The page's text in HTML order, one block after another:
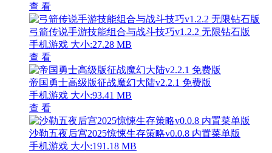
查 看
弓箭传说手游技能组合与战斗技巧v1.2.2 无限钻石版
手机游戏 大小:27.28 MB
查 看
帝国勇士高级版征战魔幻大陆v2.2.1 免费版
手机游戏 大小:93.41 MB
查 看
沙勒五夜后宫2025惊悚生存策略v0.0.8 内置菜单版
手机游戏 大小:191.18 MB